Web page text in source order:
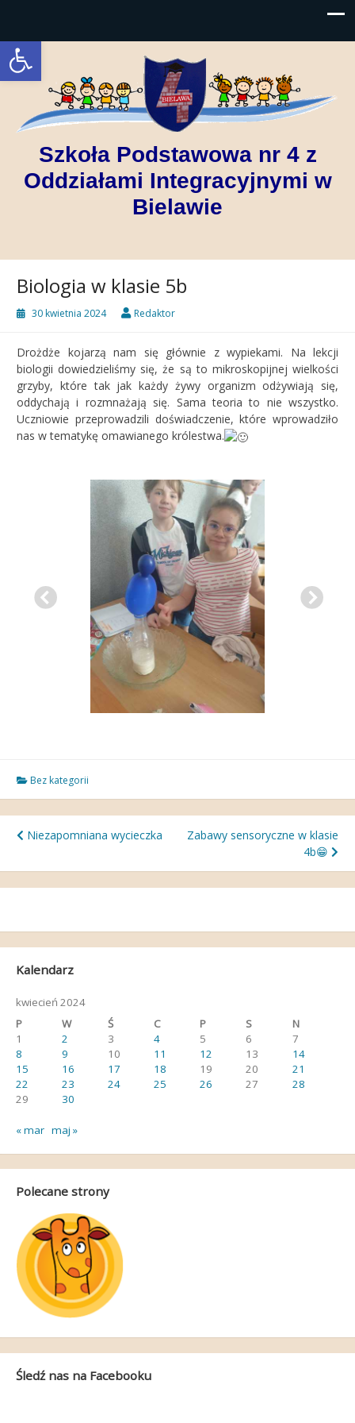
Open toolbar
Szkoła Podstawowa nr 4 z
Oddziałami Integracyjnymi w
Bielawie
Biologia w klasie 5b
30 kwietnia 2024 Redaktor
Drożdże kojarzą nam się głównie z wypiekami. Na lekcji
biologii dowiedzieliśmy się, że są to mikroskopijnej wielkości
grzyby, które tak jak każdy żywy organizm odżywiają się,
oddychają i rozmnażają się. Sama teoria to nie wszystko.
Uczniowie przeprowadzili doświadczenie, które wprowadziło
nas w tematykę omawianego królestwa.
Bez kategorii
Nawigacja
wpisu
Niezapomniana wycieczka
Zabawy sensoryczne w klasie
4b😁
Kalendarz
kwiecień 2024
P
W Ś C P S
N
1
2 3 4 5 6
7
8
9 10 11 12 13
14
15
16 17 18 19 20
21
22
23 24 25 26 27
28
29
30
« mar maj »
Polecane strony
Śledź nas na Facebooku